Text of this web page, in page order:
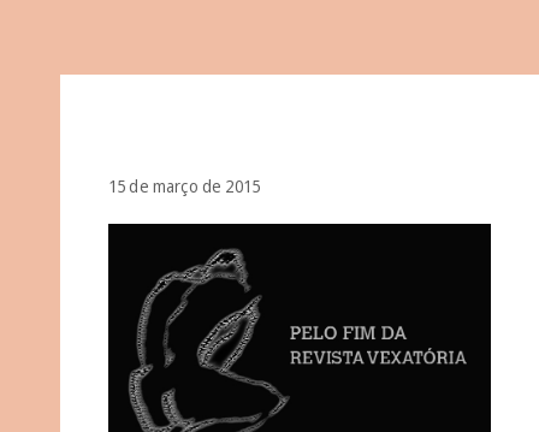
15 de março de 2015